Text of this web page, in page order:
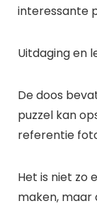
interessante
Uitdaging en
De doos
puzzel kan
referentie
Het is niet zo
maken, maar